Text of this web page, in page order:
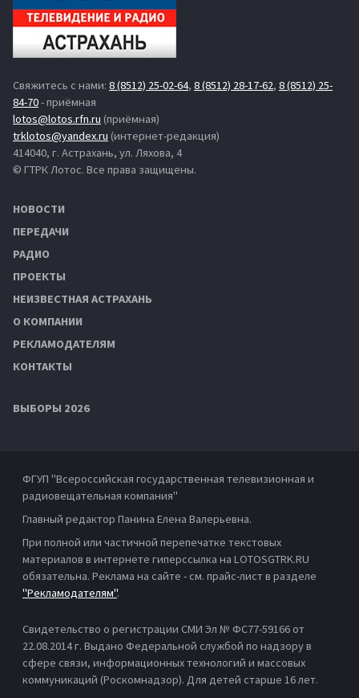
Свяжитесь с нами: 8 (8512) 25-02-64, 8 (8512) 28-17-62, 8 (8512) 25-
84-70- приёмная
lotos@lotos.rfn.ru (приёмная)
trklotos@yandex.ru (интернет-редакция)
414040, г. Астрахань, ул. Ляхова, 4
© ГТРК Лотос. Все права защищены.
НОВОСТИ
ПЕРЕДАЧИ
РАДИО
ПРОЕКТЫ
НЕИЗВЕСТНАЯ АСТРАХАНЬ
О КОМПАНИИ
РЕКЛАМОДАТЕЛЯМ
КОНТАКТЫ
ВЫБОРЫ 2026
ФГУП "Всероссийская государственная телевизионная и
радиовещательная компания"
Главный редактор Панина Елена Валерьевна.
При полной или частичной перепечатке текстовых
материалов в интернете гиперссылка на LOTOSGTRK.RU
обязательна. Реклама на сайте - см. прайс-лист в разделе
"Рекламодателям".
Свидетельство о регистрации СМИ Эл № ФС77-59166 от
22.08.2014 г. Выдано Федеральной службой по надзору в
сфере связи, информационных технологий и массовых
коммуникаций (Роскомнадзор). Для детей старше 16 лет.